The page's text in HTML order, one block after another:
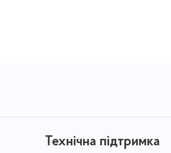
Технічна підтримка